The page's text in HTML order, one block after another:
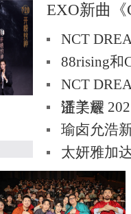
EXO新曲《
NCT
88rising和
NCT
证了耀
潘美辰
瑜卤允浩
太妍雅加
发性的反